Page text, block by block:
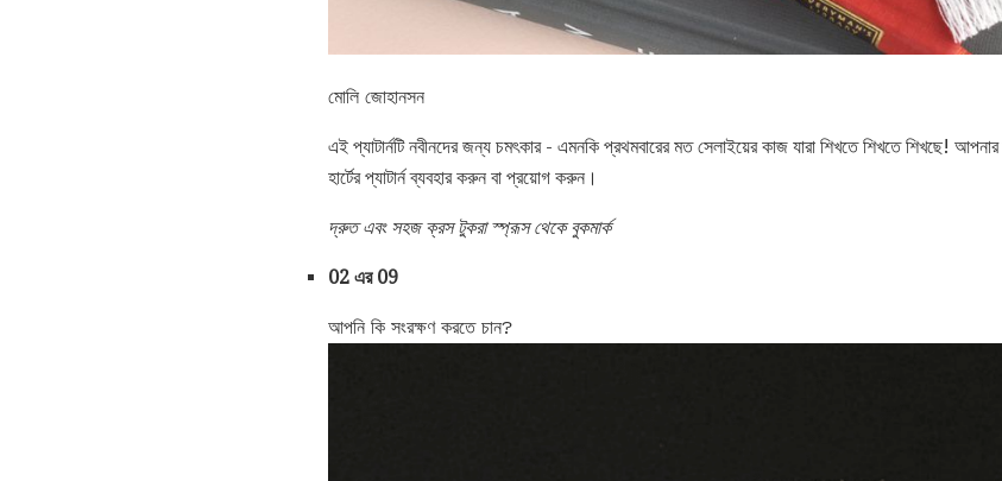
মোলি জোহানসন
এই প্যাটার্নটি নবীনদের জন্য চমৎকার - এমনকি প্রথমবারের মত সেলাইয়ের কাজ যারা শিখতে শিখতে শিখছে!
হার্টের প্যাটার্ন ব্যবহার করুন বা প্রয়োগ করুন।
দ্রুত এবং সহজ ক্রস টুকরা স্প্রূস থেকে বুকমার্ক
02 এর 09
আপনি কি সংরক্ষণ করতে চান?